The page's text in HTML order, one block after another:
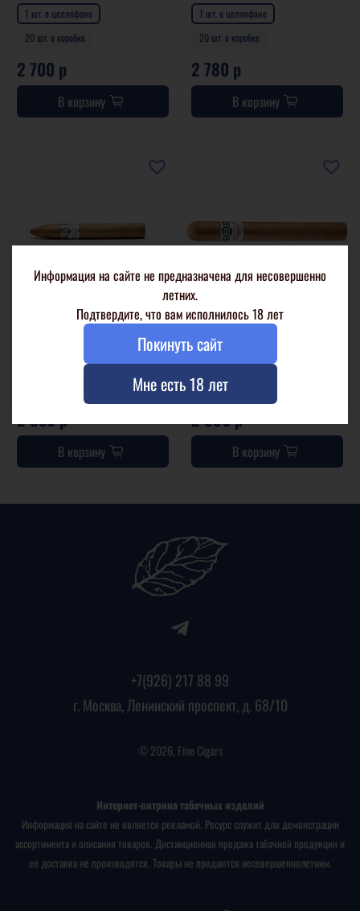
1 шт. в целлофане
20 шт. в коробке
2 700 р
В корзину
1 шт. в целлофане
20 шт. в коробке
2 780 р
В корзину
Bentley White Belicoso
1 шт. в целлофане
2 850 р
В корзину
Bentley White Churchill
1 шт. в целлофане
20 шт. в коробке
2 930 р
В корзину
+7(926) 217 88 99
г. Москва, Ленинский проспект, д. 68/10
© 2026, Fine Cigars
Интернет-витрина табачных изделий
Информация на сайте не является рекламой. Ресурс служит для демонстрации
ассортимента и описания товаров. Дистанционная продажа табачной продукции и
ее доставка не производятся. Товары не продаются несовершеннолетним.
Информация на сайте не предназначена для несовершенно
летних.
Подтвердите, что вам исполнилось 18 лет
Покинуть сайт
Мне есть 18 лет